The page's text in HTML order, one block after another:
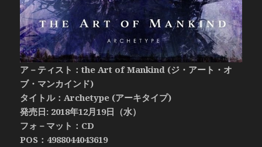
ア－ティスト：the Art of Mankind (ジ・アート・オ
ブ・マンカインド)
タイトル：Archetype (アーキタイプ)
発売日: 2018年12月19日（水）
フォ－マット：CD
POS：4988044043619